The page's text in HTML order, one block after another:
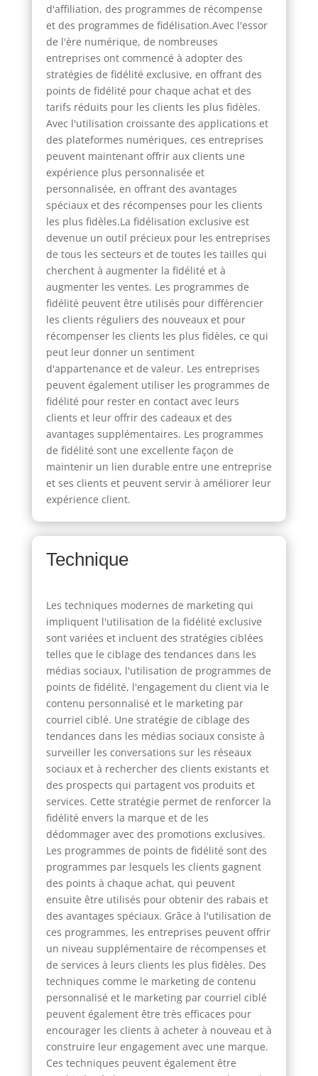
d'affiliation, des programmes de récompense
et des programmes de fidélisation.Avec l'essor
de l'ère numérique, de nombreuses
entreprises ont commencé à adopter des
stratégies de fidélité exclusive, en offrant des
points de fidélité pour chaque achat et des
tarifs réduits pour les clients les plus fidèles.
Avec l'utilisation croissante des applications et
des plateformes numériques, ces entreprises
peuvent maintenant offrir aux clients une
expérience plus personnalisée et
personnalisée, en offrant des avantages
spéciaux et des récompenses pour les clients
les plus fidèles.La fidélisation exclusive est
devenue un outil précieux pour les entreprises
de tous les secteurs et de toutes les tailles qui
cherchent à augmenter la fidélité et à
augmenter les ventes. Les programmes de
fidélité peuvent être utilisés pour différencier
les clients réguliers des nouveaux et pour
récompenser les clients les plus fidèles, ce qui
peut leur donner un sentiment
d'appartenance et de valeur. Les entreprises
peuvent également utiliser les programmes de
fidélité pour rester en contact avec leurs
clients et leur offrir des cadeaux et des
avantages supplémentaires. Les programmes
de fidélité sont une excellente façon de
maintenir un lien durable entre une entreprise
et ses clients et peuvent servir à améliorer leur
expérience client.
Technique
Les techniques modernes de marketing qui
impliquent l'utilisation de la fidélité exclusive
sont variées et incluent des stratégies ciblées
telles que le ciblage des tendances dans les
médias sociaux, l'utilisation de programmes de
points de fidélité, l'engagement du client via le
contenu personnalisé et le marketing par
courriel ciblé. Une stratégie de ciblage des
tendances dans les médias sociaux consiste à
surveiller les conversations sur les réseaux
sociaux et à rechercher des clients existants et
des prospects qui partagent vos produits et
services. Cette stratégie permet de renforcer la
fidélité envers la marque et de les
dédommager avec des promotions exclusives.
Les programmes de points de fidélité sont des
programmes par lesquels les clients gagnent
des points à chaque achat, qui peuvent
ensuite être utilisés pour obtenir des rabais et
des avantages spéciaux. Grâce à l'utilisation de
ces programmes, les entreprises peuvent offrir
un niveau supplémentaire de récompenses et
de services à leurs clients les plus fidèles. Des
techniques comme le marketing de contenu
personnalisé et le marketing par courriel ciblé
peuvent également être très efficaces pour
encourager les clients à acheter à nouveau et à
construire leur engagement avec une marque.
Ces techniques peuvent également être